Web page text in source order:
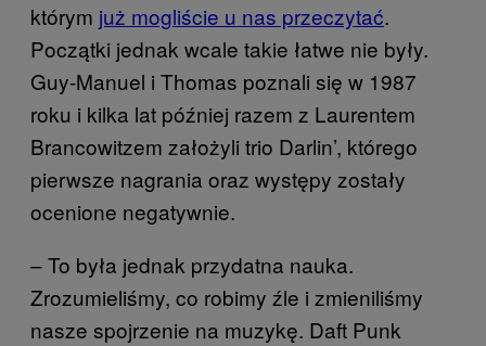
którym już mogliście u nas przeczytać.
Początki jednak wcale takie łatwe nie były.
Guy-Manuel i Thomas poznali się w 1987
roku i kilka lat później razem z Laurentem
Brancowitzem założyli trio Darlin’, którego
pierwsze nagrania oraz występy zostały
ocenione negatywnie.
– To była jednak przydatna nauka.
Zrozumieliśmy, co robimy źle i zmieniliśmy
nasze spojrzenie na muzykę. Daft Punk